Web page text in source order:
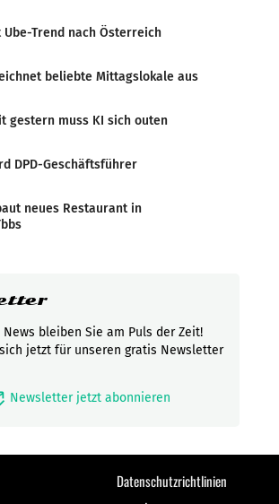
Ube-Trend nach Österreich
beliebte Mittagslokale aus
gestern muss KI sich outen
DPD-Geschäftsführer
neues Restaurant in
bleiben Sie am Puls der Zeit!
jetzt für unseren gratis Newsletter
Newsletter jetzt abonnieren
Datenschutzrichtlinien